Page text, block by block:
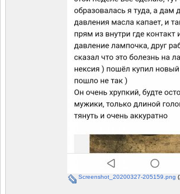
Screenshot_20200327-205159.png